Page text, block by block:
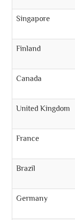
Singapore
Finland
Canada
United Kingdom
France
Brazil
Germany